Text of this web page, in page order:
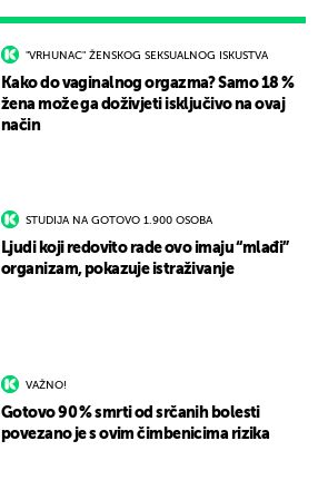
"VRHUNAC" ŽENSKOG SEKSUALNOG ISKUSTVA
Kako do vaginalnog orgazma? Samo 18 %
žena može ga doživjeti isključivo na ovaj
način
STUDIJA NA GOTOVO 1.900 OSOBA
Ljudi koji redovito rade ovo imaju “mlađi”
organizam, pokazuje istraživanje
VAŽNO!
Gotovo 90 % smrti od srčanih bolesti
povezano je s ovim čimbenicima rizika